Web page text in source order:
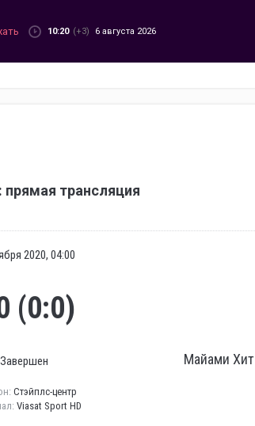
10:20 (+3) 6 августа 2026
трансляция
2020, 04:00
(0:0)
Завершен Майами Хит
Стэйплс-центр
Viasat Sport HD